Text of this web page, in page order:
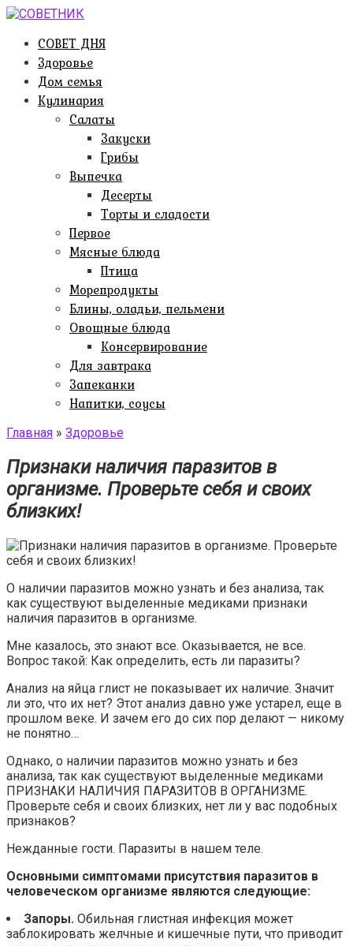
Перейти
контентуСОВЕТ ДНЯ
Здоровье
Дом семья
Кулинария
Салаты
Закуски
Грибы
Выпечка
Десерты
Торты и сладости
Первое
Мясные блюда
Птица
Морепродукты
Блины, оладьи, пельмени
Овощные блюда
Консервирование
Для завтрака
Запеканки
Напитки, соусы
Главная » Здоровье
Признаки наличия паразитов в
организме. Проверьте себя и своих
близких!
О наличии паразитов можно узнать и без анализа, так
как существуют выделенные медиками признаки
наличия паразитов в организме.
Мне казалось, это знают все. Оказывается, не все.
Вопрос такой: Как определить, есть ли паразиты?
Анализ на яйца глист не показывает их наличие. Значит
ли это, что их нет? Этот анализ давно уже устарел, еще в
прошлом веке. И зачем его до сих пор делают — никому
не понятно…
Однако, о наличии паразитов можно узнать и без
анализа, так как существуют выделенные медиками
ПРИЗНАКИ НАЛИЧИЯ ПАРАЗИТОВ В ОРГАНИЗМЕ.
Проверьте себя и своих близких, нет ли у вас подобных
признаков?
Нежданные гости. Паразиты в нашем теле.
Основными симптомами присутствия паразитов в
человеческом организме являются следующие:
Запоры. Обильная глистная инфекция может
заблокировать желчные и кишечные пути, что приводит